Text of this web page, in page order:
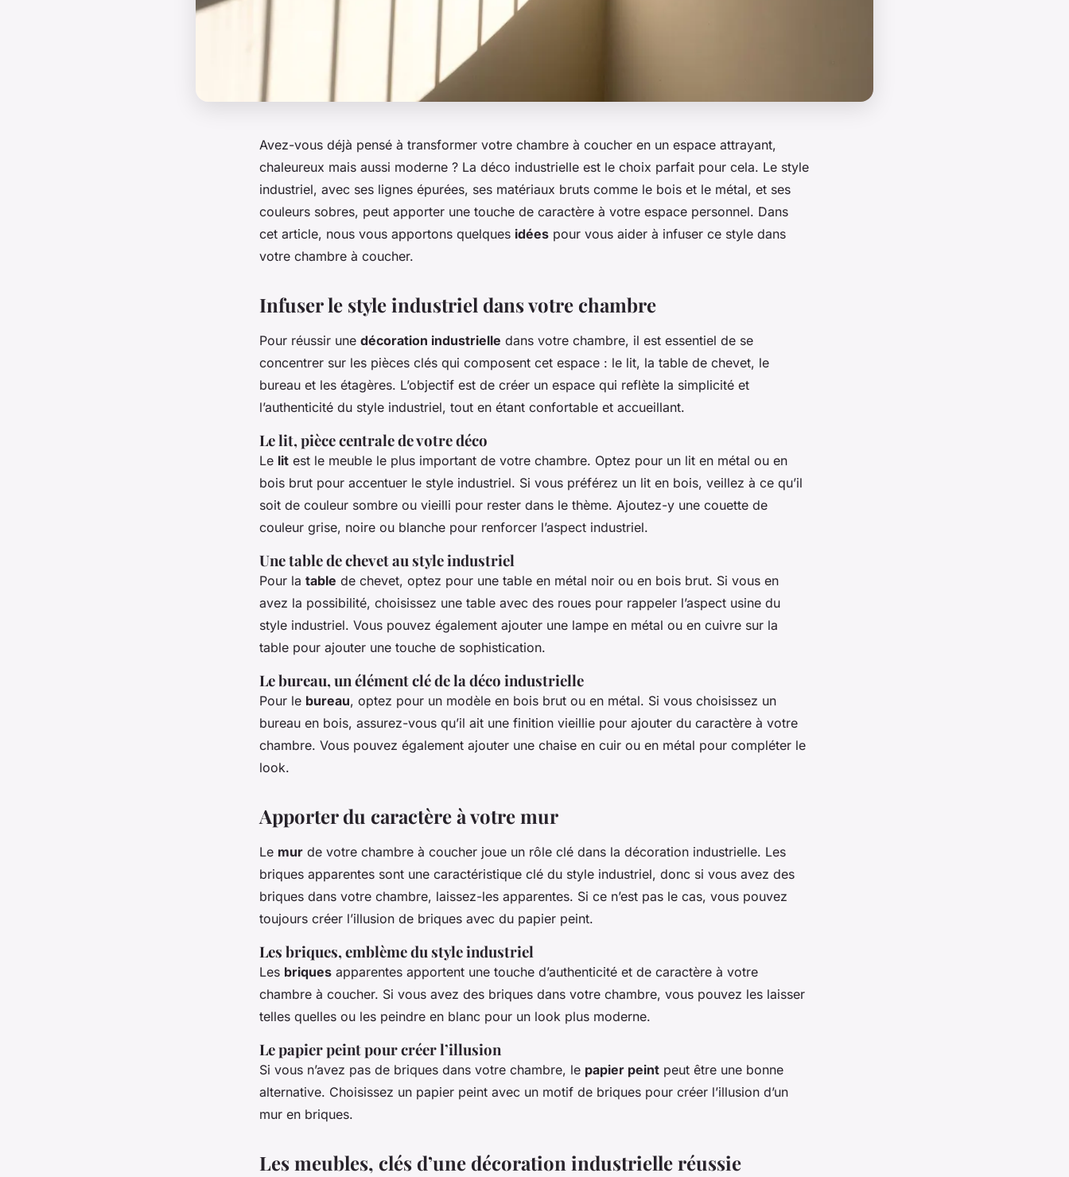
Avez-vous déjà pensé à transformer votre chambre à coucher en un espace attrayant,
chaleureux mais aussi moderne ? La déco industrielle est le choix parfait pour cela. Le style
industriel, avec ses lignes épurées, ses matériaux bruts comme le bois et le métal, et ses
couleurs sobres, peut apporter une touche de caractère à votre espace personnel. Dans
cet article, nous vous apportons quelques idées pour vous aider à infuser ce style dans
votre chambre à coucher.
Infuser le style industriel dans votre chambre
Pour réussir une décoration industrielle dans votre chambre, il est essentiel de se
concentrer sur les pièces clés qui composent cet espace : le lit, la table de chevet, le
bureau et les étagères. L’objectif est de créer un espace qui reflète la simplicité et
l’authenticité du style industriel, tout en étant confortable et accueillant.
Le lit, pièce centrale de votre déco
Le lit est le meuble le plus important de votre chambre. Optez pour un lit en métal ou en
bois brut pour accentuer le style industriel. Si vous préférez un lit en bois, veillez à ce qu’il
soit de couleur sombre ou vieilli pour rester dans le thème. Ajoutez-y une couette de
couleur grise, noire ou blanche pour renforcer l’aspect industriel.
Une table de chevet au style industriel
Pour la table de chevet, optez pour une table en métal noir ou en bois brut. Si vous en
avez la possibilité, choisissez une table avec des roues pour rappeler l’aspect usine du
style industriel. Vous pouvez également ajouter une lampe en métal ou en cuivre sur la
table pour ajouter une touche de sophistication.
Le bureau, un élément clé de la déco industrielle
Pour le bureau, optez pour un modèle en bois brut ou en métal. Si vous choisissez un
bureau en bois, assurez-vous qu’il ait une finition vieillie pour ajouter du caractère à votre
chambre. Vous pouvez également ajouter une chaise en cuir ou en métal pour compléter le
look.
Apporter du caractère à votre mur
Le mur de votre chambre à coucher joue un rôle clé dans la décoration industrielle. Les
briques apparentes sont une caractéristique clé du style industriel, donc si vous avez des
briques dans votre chambre, laissez-les apparentes. Si ce n’est pas le cas, vous pouvez
toujours créer l’illusion de briques avec du papier peint.
Les briques, emblème du style industriel
Les briques apparentes apportent une touche d’authenticité et de caractère à votre
chambre à coucher. Si vous avez des briques dans votre chambre, vous pouvez les laisser
telles quelles ou les peindre en blanc pour un look plus moderne.
Le papier peint pour créer l’illusion
Si vous n’avez pas de briques dans votre chambre, le papier peint peut être une bonne
alternative. Choisissez un papier peint avec un motif de briques pour créer l’illusion d’un
mur en briques.
Les meubles, clés d’une décoration industrielle réussie